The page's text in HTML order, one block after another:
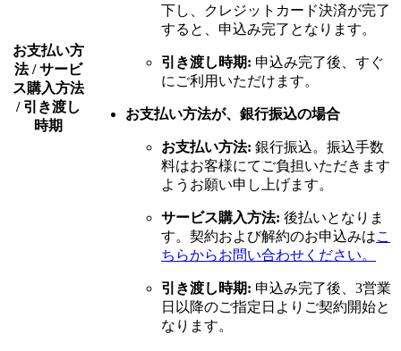
お支払い方
法 / サービ
ス購入方法
/ 引き渡し
時期
下し、クレジットカード決済が完了
すると、申込み完了となります。
引き渡し時期: 申込み完了後、すぐ
にご利用いただけます。
お支払い方法が、銀行振込の場合
お支払い方法: 銀行振込。振込手数
料はお客様にてご負担いただきます
ようお願い申し上げます。
サービス購入方法: 後払いとなりま
す。契約および解約のお申込みはこ
ちらからお問い合わせください。
引き渡し時期: 申込み完了後、3営業
日以降のご指定日よりご契約開始と
なります。